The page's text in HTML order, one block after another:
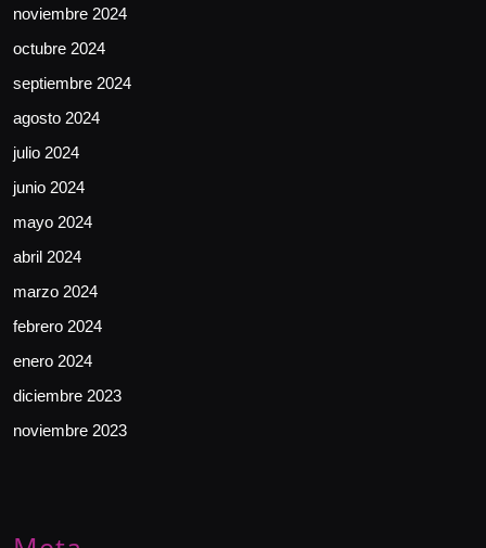
noviembre 2024
octubre 2024
septiembre 2024
agosto 2024
julio 2024
junio 2024
mayo 2024
abril 2024
marzo 2024
febrero 2024
enero 2024
diciembre 2023
noviembre 2023